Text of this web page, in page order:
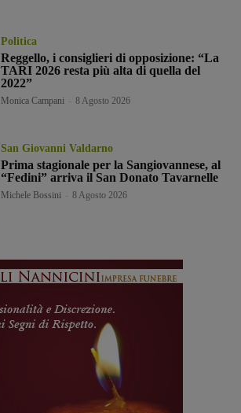
Politica
Reggello, i consiglieri di opposizione: “La
TARI 2026 resta più alta di quella del
2022”
Monica Campani 8 Agosto 2026
San Giovanni Valdarno
Prima stagionale per la Sangiovannese, al
“Fedini” arriva il San Donato Tavarnelle
Michele Bossini 8 Agosto 2026